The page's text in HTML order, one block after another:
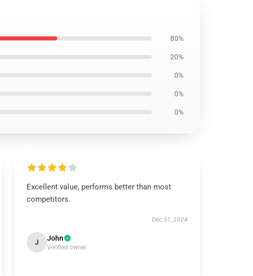
80%
20%
0%
0%
0%
Excellent value, performs better than most
competitors.
Dec 31, 2024
J John
Verified owner